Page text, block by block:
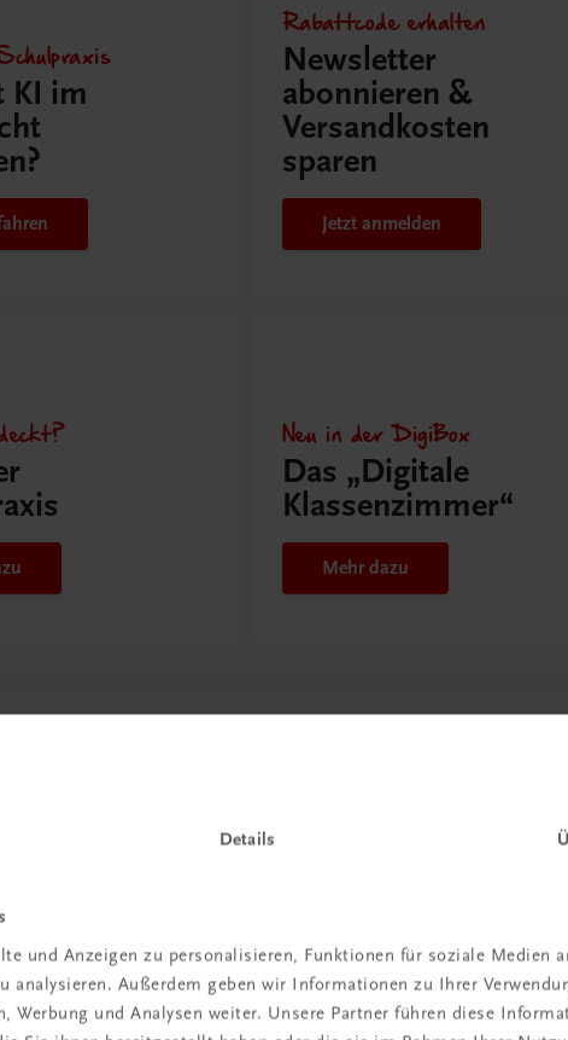
Details
und Anzeigen zu personalisieren, Funktionen für soziale Medien
analysieren. Außerdem geben wir Informationen zu Ihrer
Werbung und Analysen weiter. Unsere Partner führen diese
KI im
Rabattcode erhalten
Newsletter
abonnieren &
Versandkosten
sparen
Jetzt anmelden
Neu in der DigiBox
Das „Digitale
Klassenzimmer“
Mehr dazu
der